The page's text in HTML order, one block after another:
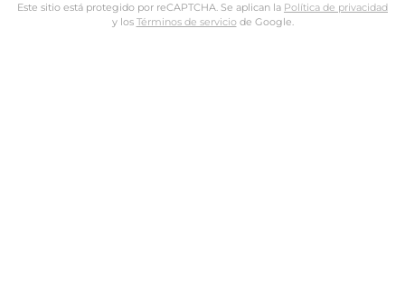
Este sitio está protegido por reCAPTCHA. Se aplican la Política de privacidad
y los Términos de serviciode Google.